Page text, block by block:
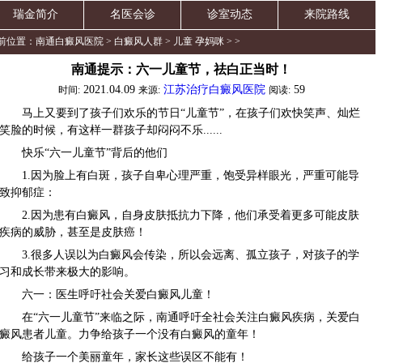
瑞金简介 名医会诊 诊室动态 来院路线
位置： 南通白癜风医院 > 白癜风人群 > 儿童 孕妈咪 > >
南通提示：六一儿童节，祛白正当时！
时间:2021.04.09 来源: 江苏治疗白癜风医院 阅读: 59
马上又要到了孩子们欢乐的节日“儿童节”，在孩子们欢快笑声、灿烂
笑脸的时候，有这样一群孩子却闷闷不乐......
快乐“六一儿童节”背后的他们
1.因为脸上有白斑，孩子自卑心理严重，饱受异样眼光，严重可能导
致抑郁症：
2.因为患有白癜风，自身皮肤抵抗力下降，他们承受着更多可能皮肤
疾病的威胁，甚至是皮肤癌！
3.很多人误以为白癜风会传染，所以会远离、孤立孩子，对孩子的学
习和成长带来极大的影响。
六一：医生呼吁社会关爱白癜风儿童！
在“六一儿童节”来临之际，南通呼吁全社会关注白癜风疾病，关爱白
癜风患者儿童。力争给孩子一个没有白癜风的童年！
给孩子一个美丽童年，家长这些误区不能有！